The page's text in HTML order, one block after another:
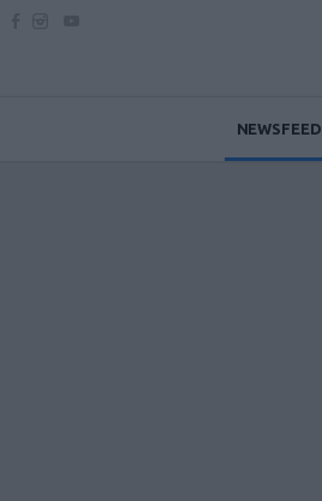
NEWSFEED